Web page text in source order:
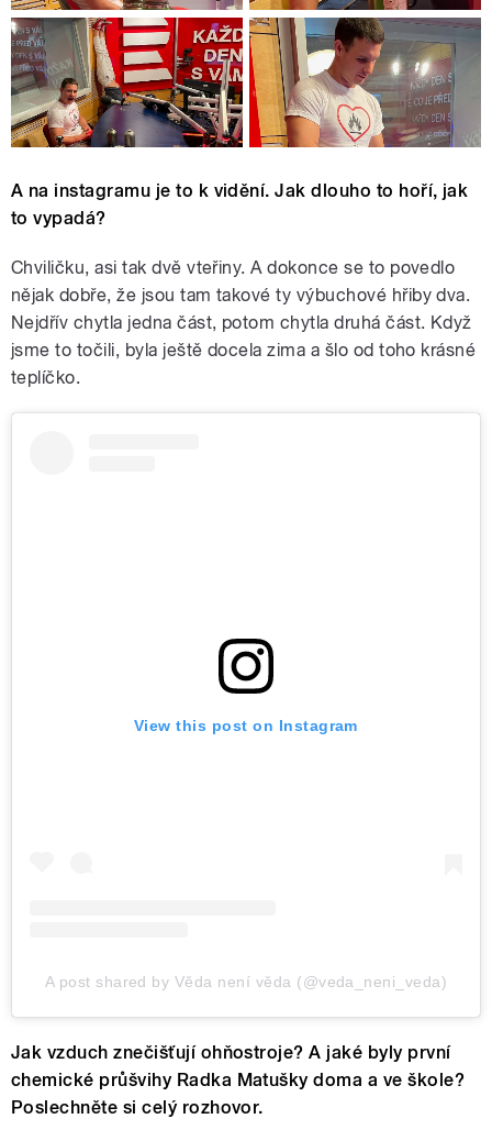
A na instagramu je to k vidění. Jak dlouho to hoří, jak
to vypadá?
Chviličku, asi tak dvě vteřiny. A dokonce se to povedlo
nějak dobře, že jsou tam takové ty výbuchové hřiby dva.
Nejdřív chytla jedna část, potom chytla druhá část. Když
jsme to točili, byla ještě docela zima a šlo od toho krásné
teplíčko.
View this post on Instagram
A post shared by Věda není věda (@veda_neni_veda)
Jak vzduch znečišťují ohňostroje? A jaké byly první
chemické průšvihy Radka Matušky doma a ve škole?
Poslechněte si celý rozhovor.